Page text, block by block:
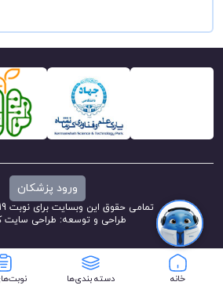
خانه دسته بندی‌ها
ورود پزشکان
تمامی حقوق این وبسایت برای نوبت 19 محفوظ است.
طراحی و توسعه: طراحی سایت